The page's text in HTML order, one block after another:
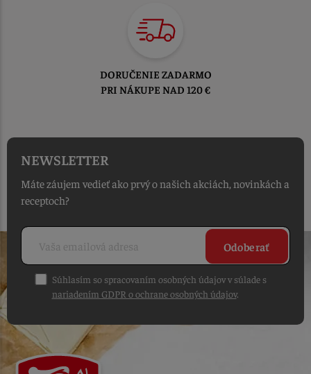
TOVAR ODOSIELAME
DO 1-2 PRACOVNÝCH DNÍ
NEWSLETTER
Máte záujem vedieť ako prvý o našich akciách, novinkách a
receptoch?
Odoberať
Súhlasím so spracovaním osobných údajov v súlade s
nariadením GDPR o ochrane osobných údajov.